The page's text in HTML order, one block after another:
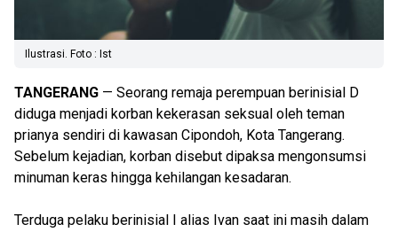
Ilustrasi. Foto : Ist
TANGERANG — Seorang remaja perempuan berinisial D
diduga menjadi korban kekerasan seksual oleh teman
prianya sendiri di kawasan Cipondoh, Kota Tangerang.
Sebelum kejadian, korban disebut dipaksa mengonsumsi
minuman keras hingga kehilangan kesadaran.
Terduga pelaku berinisial I alias Ivan saat ini masih dalam